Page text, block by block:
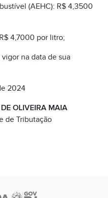
(AEHC): R$ 4,3500
4,7000 por litro;
na data de sua
2024
OLIVEIRA MAIA
de Tributação